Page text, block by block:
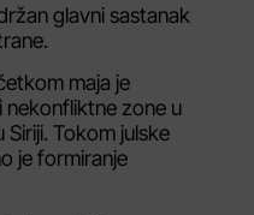
glavni sastanak
maja je
zone u
Tokom julske
je formiranje